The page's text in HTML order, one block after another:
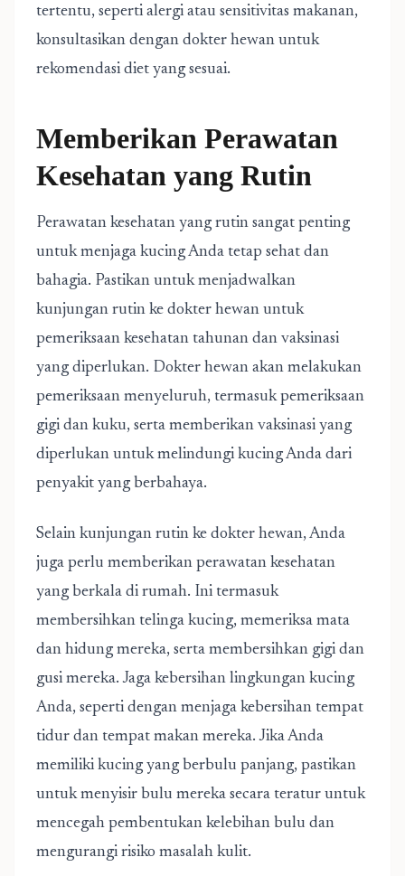
tertentu, seperti alergi atau sensitivitas makanan,
konsultasikan dengan dokter hewan untuk
rekomendasi diet yang sesuai.
Memberikan Perawatan
Kesehatan yang Rutin
Perawatan kesehatan yang rutin sangat penting
untuk menjaga kucing Anda tetap sehat dan
bahagia. Pastikan untuk menjadwalkan
kunjungan rutin ke dokter hewan untuk
pemeriksaan kesehatan tahunan dan vaksinasi
yang diperlukan. Dokter hewan akan melakukan
pemeriksaan menyeluruh, termasuk pemeriksaan
gigi dan kuku, serta memberikan vaksinasi yang
diperlukan untuk melindungi kucing Anda dari
penyakit yang berbahaya.
Selain kunjungan rutin ke dokter hewan, Anda
juga perlu memberikan perawatan kesehatan
yang berkala di rumah. Ini termasuk
membersihkan telinga kucing, memeriksa mata
dan hidung mereka, serta membersihkan gigi dan
gusi mereka. Jaga kebersihan lingkungan kucing
Anda, seperti dengan menjaga kebersihan tempat
tidur dan tempat makan mereka. Jika Anda
memiliki kucing yang berbulu panjang, pastikan
untuk menyisir bulu mereka secara teratur untuk
mencegah pembentukan kelebihan bulu dan
mengurangi risiko masalah kulit.